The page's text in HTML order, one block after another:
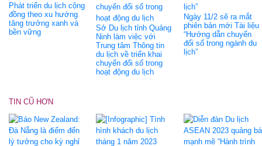
Phát triển du lịch cộng
đồng theo xu hướng
tăng trưởng xanh và
bền vững
Sở Du lịch tỉnh Quảng
Ninh làm việc với
Trung tâm Thông tin
du lịch về triển khai
chuyển đổi số trong
hoạt động du lịch
Ngày 11/2 sẽ ra mắt
phiên bản mới Tài liệu
“Hướng dẫn chuyển
đổi số trong ngành du
lịch”
TIN CŨ HƠN